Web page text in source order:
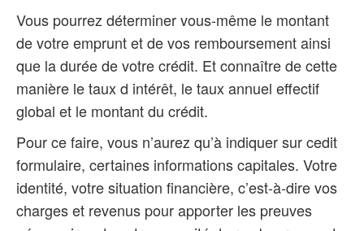
Vous pourrez déterminer vous-même le montant
de votre emprunt et de vos remboursement ainsi
que la durée de votre crédit. Et connaître de cette
manière le taux d intérêt, le taux annuel effectif
global et le montant du crédit.
Pour ce faire, vous n’aurez qu’à indiquer sur cedit
formulaire, certaines informations capitales. Votre
identité, votre situation financière, c’est-à-dire vos
charges et revenus pour apporter les preuves